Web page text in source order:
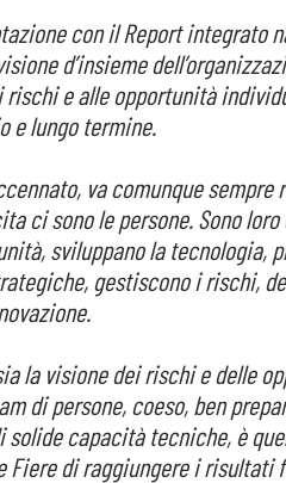
con il Report integrato
d’insieme
rischi e alle opportunità
e lungo termine.
va comunque
ci sono le persone. Sono
sviluppano la tecnologia,
gestiscono i rischi,
sia la visione dei rischi e delle
di persone, coeso, ben
solide capacità tecniche, è
Fiere di raggiungere i risultati